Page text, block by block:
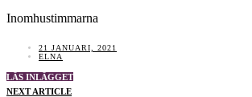
Inomhustimmarna
21 JANUARI, 2021
ELNA
LÄS INLÄGGET
NEXT ARTICLE